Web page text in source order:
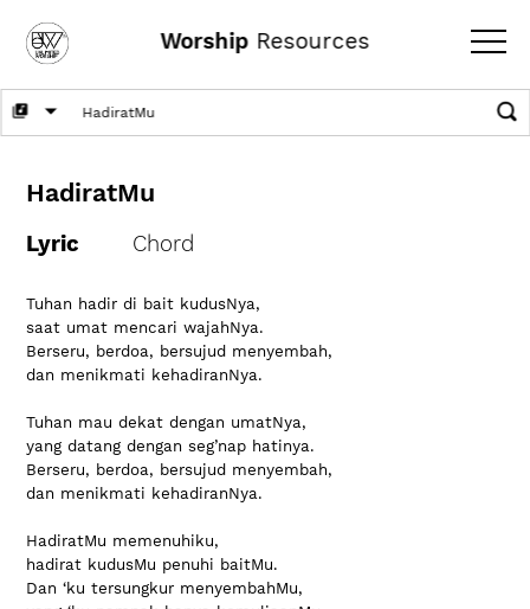
Worship Resources
HadiratMu
Lyric Chord
Tuhan hadir di bait kudusNya,
saat umat mencari wajahNya.
Berseru, berdoa, bersujud menyembah,
dan menikmati kehadiranNya.
Tuhan mau dekat dengan umatNya,
yang datang dengan seg’nap hatinya.
Berseru, berdoa, bersujud menyembah,
dan menikmati kehadiranNya.
HadiratMu memenuhiku,
hadirat kudusMu penuhi baitMu.
Dan ‘ku tersungkur menyembahMu,